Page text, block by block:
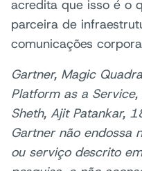
acredita que isso é o
parceira de
comunicações
Gartner, Magic
Platform as a Service,
Sheth, Ajit Patankar,
Gartner não endossa
ou serviço descrito